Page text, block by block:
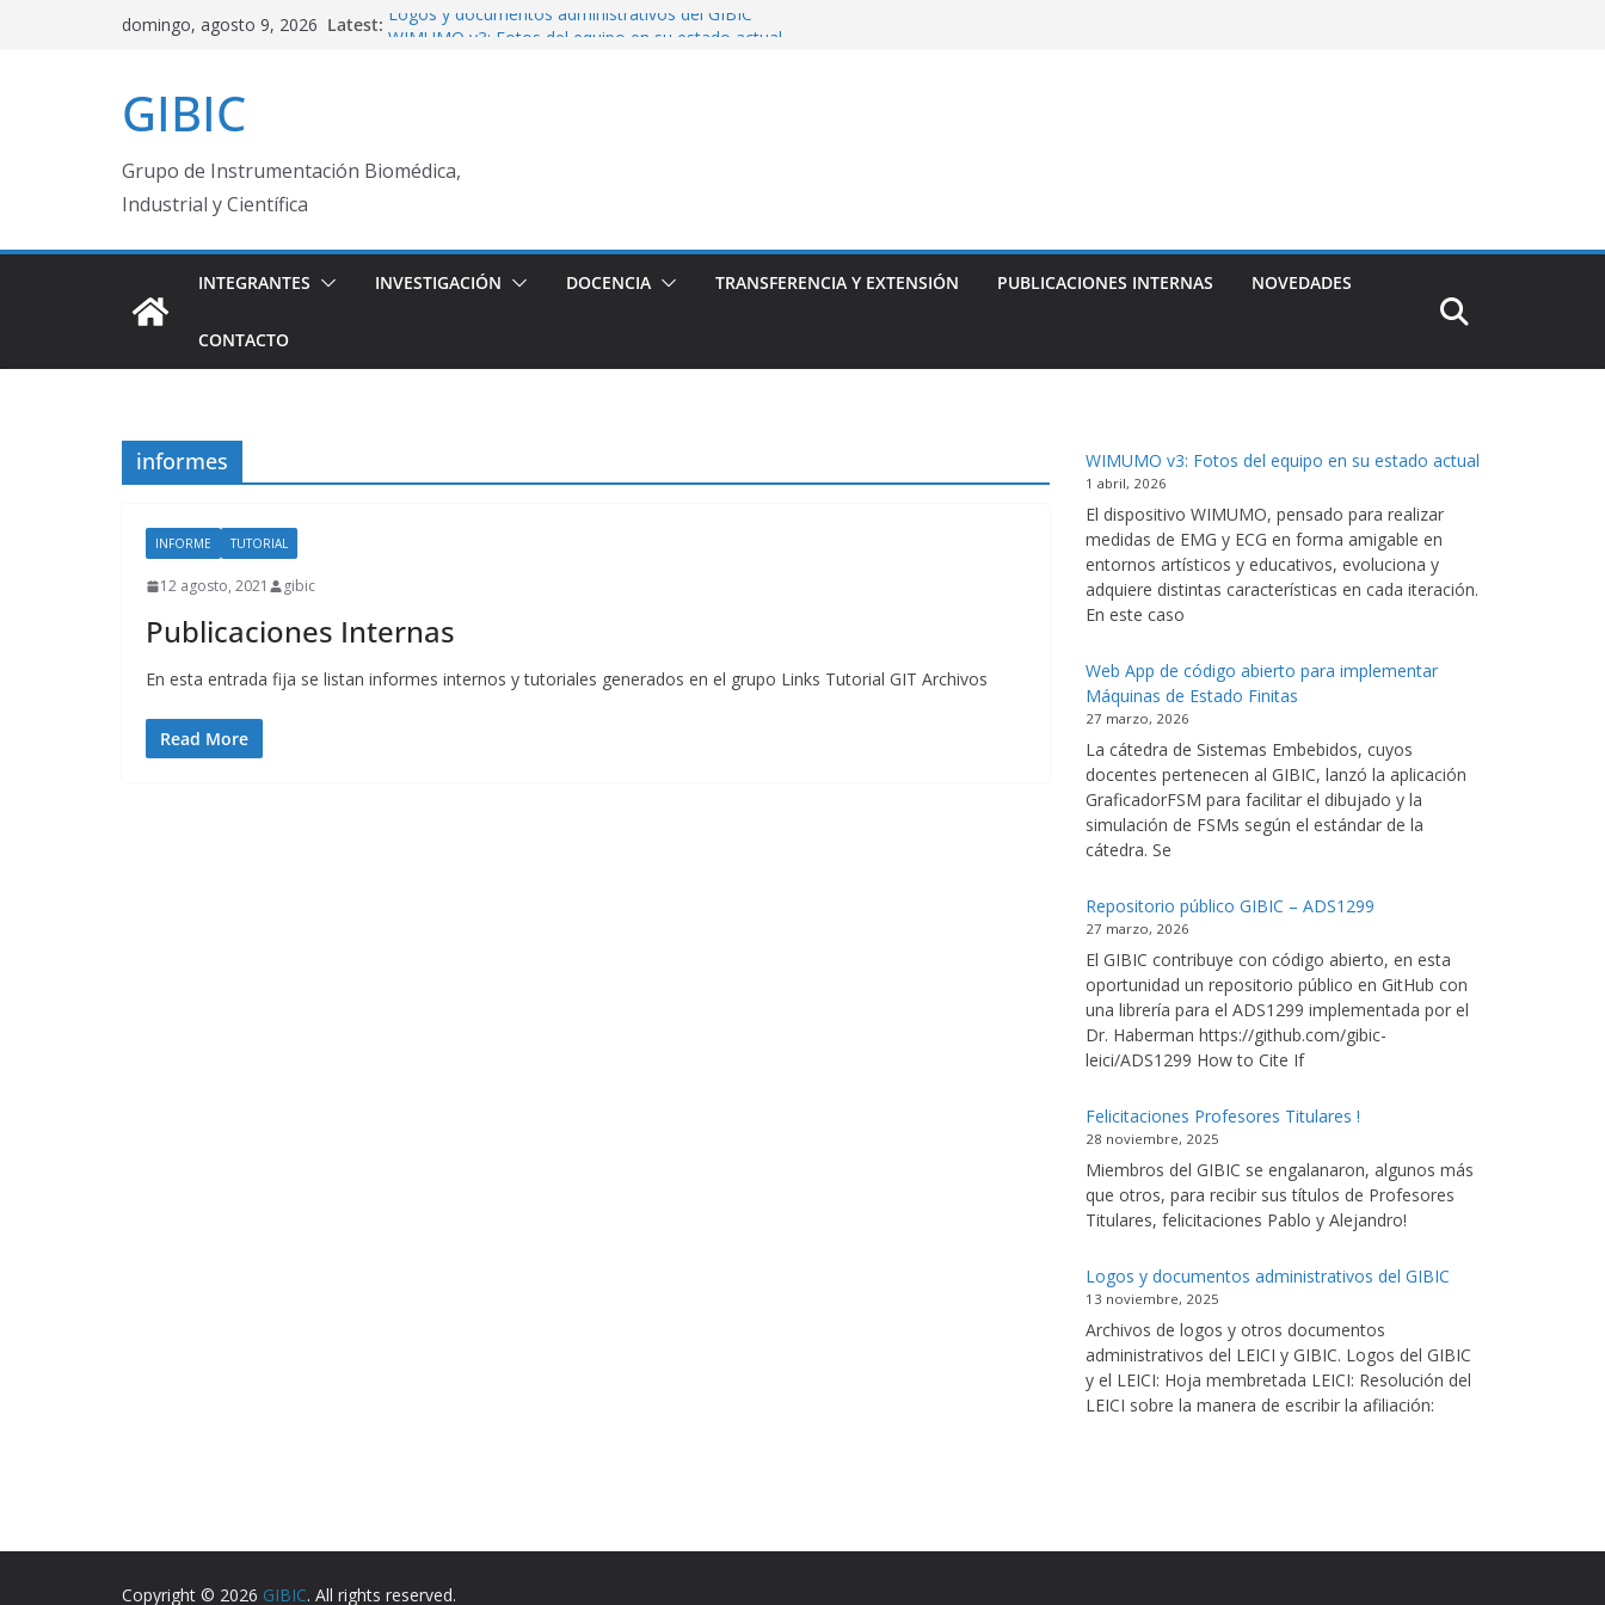
domingo, agosto 9, 2026 Latest: Logos y documentos administrativos del GIBIC
GIBIC
Grupo de Instrumentación Biomédica,
Industrial y Científica
INTEGRANTES INVESTIGACIÓN DOCENCIA TRANSFERENCIA Y EXTENSIÓN PUBLICACIONES INTERNAS NOVEDADES
CONTACTO
informes
INFORME TUTORIAL
12 agosto, 2021 gibic
Publicaciones Internas
En esta entrada fija se listan informes internos y tutoriales generados en el grupo Links Tutorial GIT Archivos
Read More
WIMUMO v3: Fotos del equipo en su estado actual
1 abril, 2026
El dispositivo WIMUMO, pensado para realizar
medidas de EMG y ECG en forma amigable en
entornos artísticos y educativos, evoluciona y
adquiere distintas características en cada iteración.
En este caso
Web App de código abierto para implementar
Máquinas de Estado Finitas
27 marzo, 2026
La cátedra de Sistemas Embebidos, cuyos
docentes pertenecen al GIBIC, lanzó la aplicación
GraficadorFSM para facilitar el dibujado y la
simulación de FSMs según el estándar de la
cátedra. Se
Repositorio público GIBIC – ADS1299
27 marzo, 2026
El GIBIC contribuye con código abierto, en esta
oportunidad un repositorio público en GitHub con
una librería para el ADS1299 implementada por el
Dr. Haberman https://github.com/gibic-
leici/ADS1299 How to Cite If
Felicitaciones Profesores Titulares !
28 noviembre, 2025
Miembros del GIBIC se engalanaron, algunos más
que otros, para recibir sus títulos de Profesores
Titulares, felicitaciones Pablo y Alejandro!
Logos y documentos administrativos del GIBIC
13 noviembre, 2025
Archivos de logos y otros documentos
administrativos del LEICI y GIBIC. Logos del GIBIC
y el LEICI: Hoja membretada LEICI: Resolución del
LEICI sobre la manera de escribir la afiliación:
Copyright © 2026 GIBIC. All rights reserved.